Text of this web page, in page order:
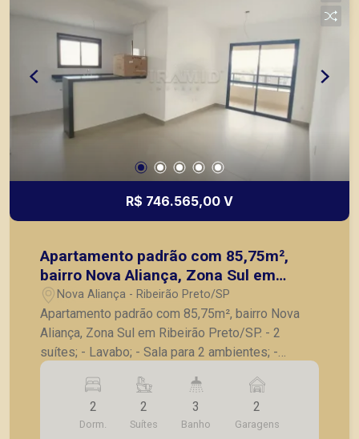
R$ 746.565,00 V
Apartamento padrão com 85,75m²,
bairro Nova Aliança, Zona Sul em
Ribeirão Preto/SP.
Nova Aliança - Ribeirão Preto/SP
Apartamento padrão com 85,75m², bairro Nova
Aliança, Zona Sul em Ribeirão Preto/SP. - 2
suítes; - Lavabo; - Sala para 2 ambientes; -
Varanda gourmet com churrasqueira; - Cozinha; -
Lavanderia; - 2 vagas de garagem. A Piramid tem
como objetivo atender seus clientes com
agilidade e segurança, em locação, vendas de
2
Dorm.
2
Suítes
3
Banho
2
Garagens